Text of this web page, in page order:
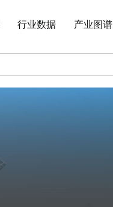
行业数据 产业图谱